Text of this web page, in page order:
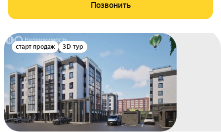
Позвонить
старт продаж 3D-тур